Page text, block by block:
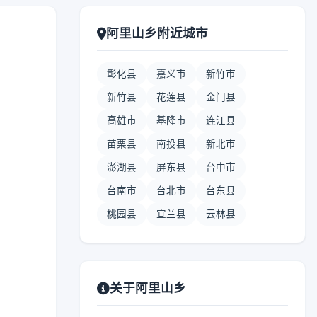
阿里山乡附近城市
彰化县 嘉义市 新竹市
新竹县 花莲县 金门县
高雄市 基隆市 连江县
苗栗县 南投县 新北市
澎湖县 屏东县 台中市
台南市 台北市 台东县
桃园县 宜兰县 云林县
关于阿里山乡